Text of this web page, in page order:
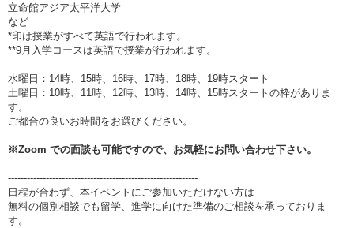
立命館アジア太平洋大学
など
*印は授業がすべて英語で行われます。
**9月入学コースは英語で授業が行われます。
水曜日：14時、15時、16時、17時、18時、19時スタート
土曜日：10時、11時、12時、13時、14時、15時スタートの枠がありま
す。
ご都合の良いお時間をお選びください。
※Zoom での面談も可能ですので、お気軽にお問い合わせ下さい。
------------------------------------------------------------
日程が合わず、本イベントにご参加いただけない方は
無料の個別相談でも留学、進学に向けた準備のご相談を承っておりま
す。